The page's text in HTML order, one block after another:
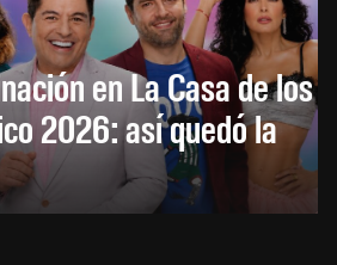
en La Casa de los
2026: así quedó la